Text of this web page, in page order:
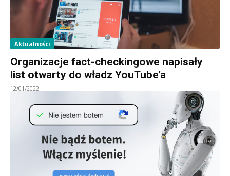
Aktualności
Organizacje fact-checkingowe napisały
list otwarty do władz YouTube’a
12/01/2022